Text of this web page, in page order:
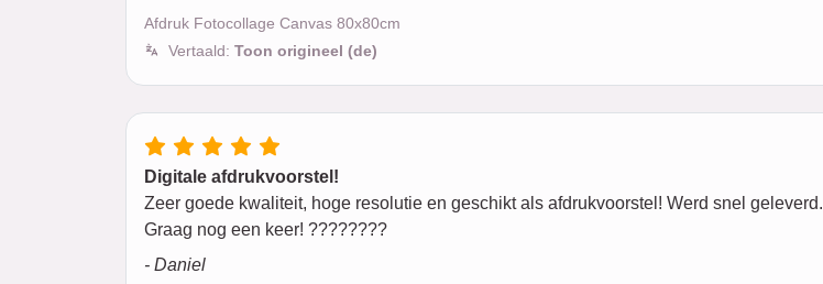
Afdruk Fotocollage Canvas 80x80cm
Vertaald: Toon origineel (de)
Digitale afdrukvoorstel!
Zeer goede kwaliteit, hoge resolutie en geschikt als afdrukvoorstel! Werd snel geleverd.
Graag nog een keer! ????????
- Daniel